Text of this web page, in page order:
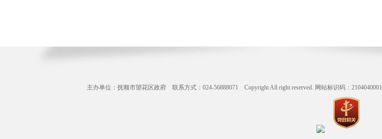
主办单位：抚顺市望花区政府 联系方式：024-56888071 Copyright All right reserved. 网站标识码：2104040001